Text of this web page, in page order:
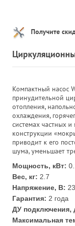
Получите
Компактный насос
принудительной
отопления,
охлаждения,
системах частных
конструкции
приводит к его
шума, уменьшает
Мощность, кВт:
Вес, кг: 2.7
Напряжение, В:
Гарантия: 2 года
ДУ
Максимальная